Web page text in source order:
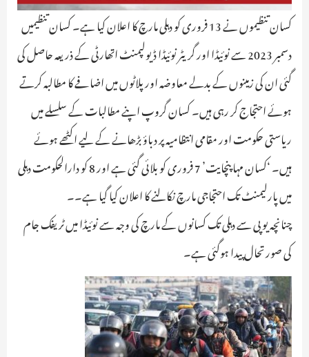
کسان تنظیموں نے 13 فروری کو دہلی مارچ کا اعلان کیا ہے۔ کسان تنظیمیں
دسمبر 2023 سے نوئیڈا اور گریٹر نوئیڈا ڈیولپمنٹ اتھارٹی کے ذریعہ حاصل کی
گئی ان کی زمینوں کے بدلے معاوضہ اور پلاٹوں میں اضافے کا مطالبہ کرتے
ہوئے احتجاج کر رہی ہیں۔ کسان گروپ اپنے مطالبات کے سلسلے میں
ریاستی حکومت اور مقامی انتظامیہ پر دباؤ بڑھانے کے لیے اکٹھے ہوئے
ہیں۔ ‘کسان مہاپنچایت’ 7 فروری کو بلائی گئی ہے اور 8 کو دارالحکومت دہلی
میں پارلیمنٹ تک احتجاجی مارچ نکالنے کا اعلان کیا گیا ہے۔۔
چنانچہ یوپی سے دہلی تک کسانوں کے مارچ کی وجہ سے نوئیڈا میں ٹریفک جام
کی صورتحال پیدا ہوگئی ہے۔